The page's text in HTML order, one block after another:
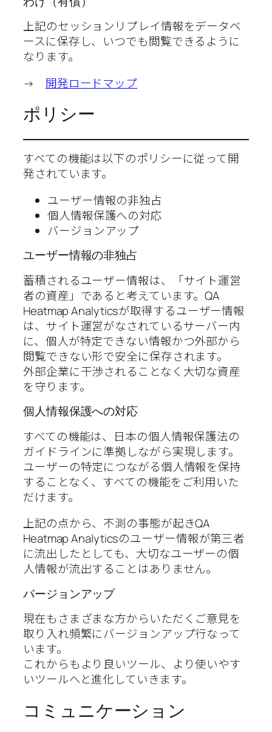
上記のセッションリプレイ情報をデータベ
ースに保存し、いつでも閲覧できるように
なります。
→ 開発ロードマップ
ポリシー
すべての機能は以下のポリシーに従って開
発されています。
ユーザー情報の非独占
個人情報保護への対応
バージョンアップ
ユーザー情報の非独占
蓄積されるユーザー情報は、「サイト運営
者の資産」であると考えています。QA
Heatmap Analyticsが取得するユーザー情報
は、サイト運営がなされているサーバー内
に、個人が特定できない情報かつ外部から
閲覧できない形で安全に保存されます。
外部企業に干渉されることなく大切な資産
を守ります。
個人情報保護への対応
すべての機能は、日本の個人情報保護法の
ガイドラインに準拠しながら実現します。
ユーザーの特定につながる個人情報を保持
することなく、すべての機能をご利用いた
だけます。
上記の点から、不測の事態が起きQA
Heatmap Analyticsのユーザー情報が第三者
に流出したとしても、大切なユーザーの個
人情報が流出することはありません。
バージョンアップ
現在もさまざまな方からいただくご意見を
取り入れ頻繁にバージョンアップ行なって
います。
これからもより良いツール、より使いやす
いツールへと進化していきます。
コミュニケーション